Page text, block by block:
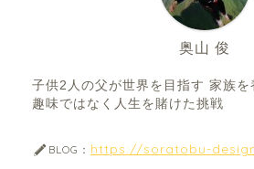
奥山 俊
子供2人の父が世界を目指す 家族
趣味ではなく人生を賭けた挑戦
BLOG： https://soratobu-